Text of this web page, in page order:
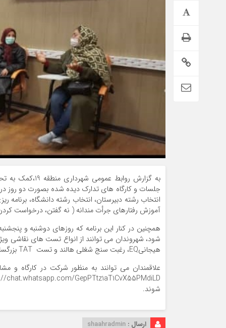
به گزارش روابط
جلسات و کارگاه های تدارک دیده شده بصورت دو روز
انتخاب رشته دبيرستان، انتخاب رشته دانشگاه،
آموزش رفتارهاي جرأت مندانه ( نه گفتن، درخواست
هيجانيEQ، رغبت سنج شغلي هالند و تست TAT بزرگسالان بهره مند شوند.
شوند.
ارسال : shaahradmin